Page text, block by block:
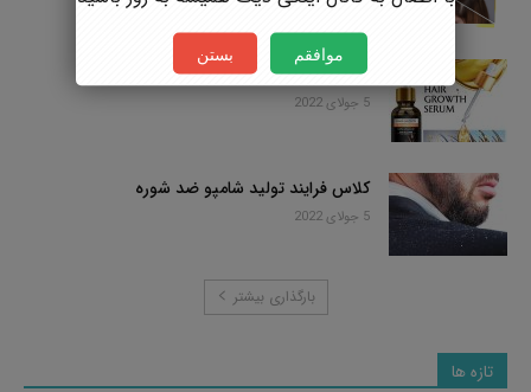
کلاس فرایند تولید سرم مو
5 جولای 2022
کلاس فرایند تولید شامپو ضد شوره
5 جولای 2022
بارگذاری بیشتر
تازه ها
موافقم بستن